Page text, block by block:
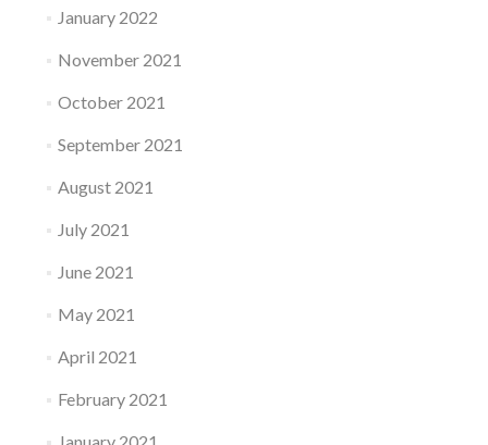
January 2022
November 2021
October 2021
September 2021
August 2021
July 2021
June 2021
May 2021
April 2021
February 2021